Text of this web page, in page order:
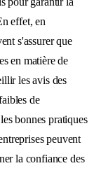
effet, en
s'assurer que
en matière de
les avis des
de
bonnes pratiques
peuvent
la confiance des